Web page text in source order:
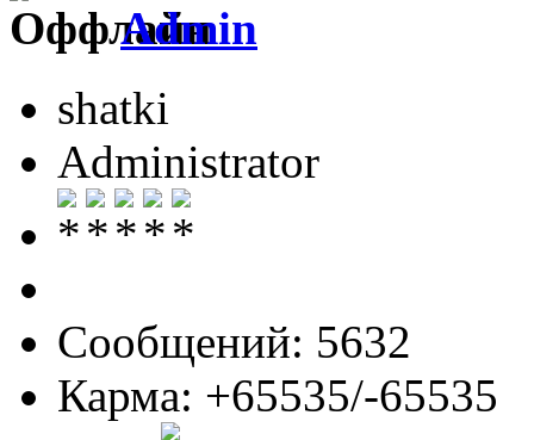
Admin
shatki
Administrator
Сообщений: 5632
Карма: +65535/-65535